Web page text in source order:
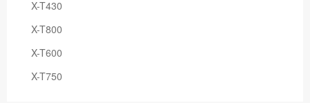
X-T430
X-T800
X-T600
X-T750